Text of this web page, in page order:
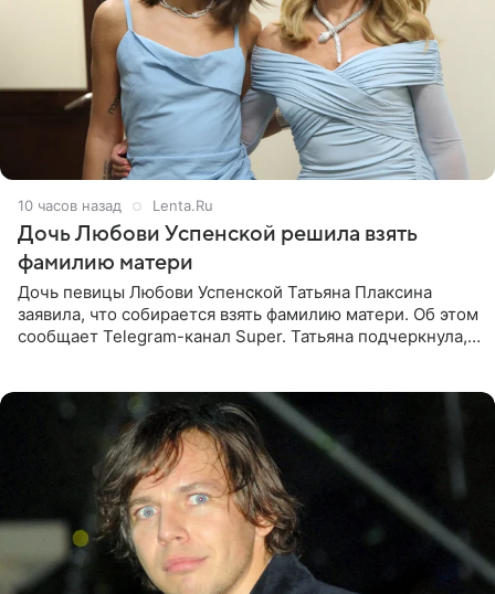
10 часов назад Lenta.Ru
Дочь Любови Успенской решила взять
фамилию матери
Дочь певицы Любови Успенской Татьяна Плаксина
заявила, что собирается взять фамилию матери. Об этом
сообщает Telegram-канал Super. Татьяна подчеркнула,